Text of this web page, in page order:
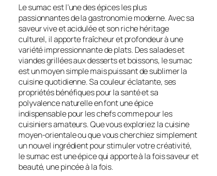
Le sumac est l’une des épices les plus
passionnantes de la gastronomie moderne. Avec sa
saveur vive et acidulée et son riche héritage
culturel, il apporte fraîcheur et profondeur à une
variété impressionnante de plats. Des salades et
viandes grillées aux desserts et boissons, le sumac
est un moyen simple mais puissant de sublimer la
cuisine quotidienne. Sa couleur éclatante, ses
propriétés bénéfiques pour la santé et sa
polyvalence naturelle en font une épice
indispensable pour les chefs comme pour les
cuisiniers amateurs. Que vous exploriez la cuisine
moyen-orientale ou que vous cherchiez simplement
un nouvel ingrédient pour stimuler votre créativité,
le sumac est une épice qui apporte à la fois saveur et
beauté, une pincée à la fois.